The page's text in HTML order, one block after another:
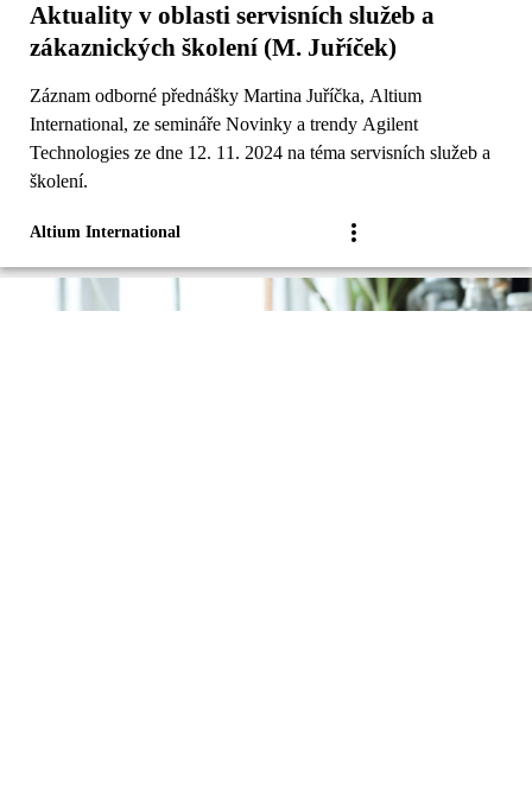
Aktuality v oblasti servisních služeb a
zákaznických školení (M. Juříček)
Záznam odborné přednášky Martina Juříčka, Altium
International, ze semináře Novinky a trendy Agilent
Technologies ze dne 12. 11. 2024 na téma servisních služeb a
školení.
Altium International